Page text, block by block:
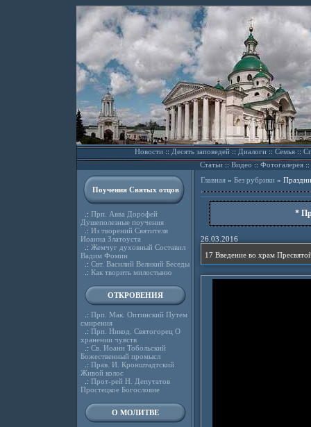
Новости::Десять заповедей::Диалоги::Семья::
Статьи::Видео ::Фотогалерея::
Поучения Святых отцов
.: Прп. Авва Дорофей
Душеполезные поучения
.: Из творений Святителя
Иоанна Златоуста
.: Жемчуг духовный Составил
Вадим Фомин
.: Свт. Василий Великий Беседы
.: Как творить милостыню
ОТКРОВЕНИЯ
.: Прп. Мак. Оптинский Путем
смирения
.: Прп. Никод. Святогорец О
хранении чувств
.: Св. Иоанн Тобольский
Божественный промысл
.: Прав. И. Кронштадтский
Живой колос
.: Прот-рей Н. Депутатов
Простецкое Богословие
О МОЛИТВЕ
Главная» Без рубрики»
*
26.03.2016
17 Введение во храм